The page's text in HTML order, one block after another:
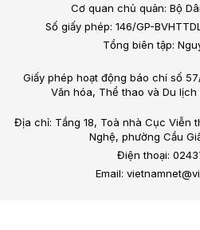
Cơ quan chủ quản: Bộ
Số giấy phép: 146/GP-
Tổng biên tập:
Giấy phép hoạt động báo chí số
Văn hóa, Thể thao và Du lịch
Địa chỉ: Tầng 18, Toà nhà Cục Viễn
Nghệ, phường Cầu
Điện thoại:
Email: